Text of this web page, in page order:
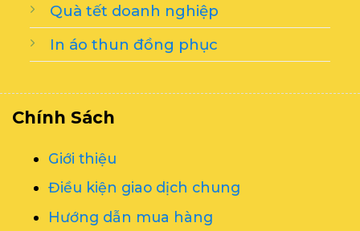
Quà tết doanh nghiệp
In áo thun đồng phục
Chính Sách
Giới thiệu
Điều kiện giao dịch chung
Hướng dẫn mua hàng